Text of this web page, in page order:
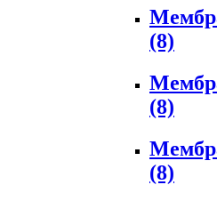
(8)
(8)
(8)